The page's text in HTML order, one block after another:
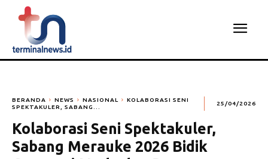
BERANDA NEWS NASIONAL
KOLABORASI SENI
SPEKTAKULER, SABANG...
25/04/2026
Kolaborasi Seni Spektakuler,
Sabang Merauke 2026 Bidik